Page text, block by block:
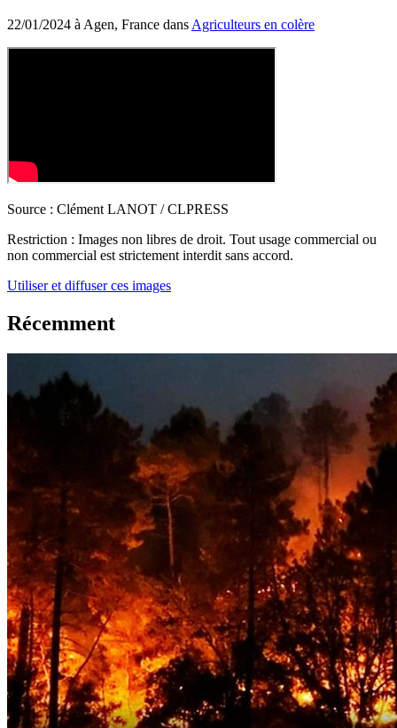
22/01/2024 à Agen, France dansAgriculteurs en colère
Source : Clément LANOT / CLPRESS
Restriction : Images non libres de droit. Tout usage commercial ou
non commercial est strictement interdit sans accord.
Utiliser et diffuser ces images
Récemment